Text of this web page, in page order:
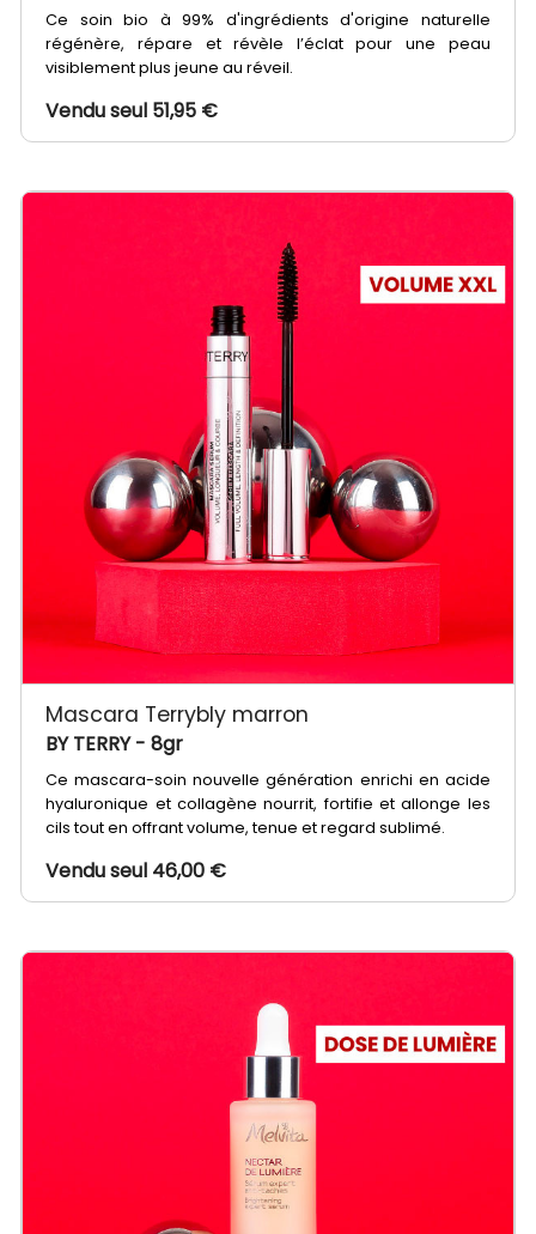
Ce soin bio à 99% d'ingrédients d'origine naturelle
régénère, répare et révèle l’éclat pour une peau
visiblement plus jeune au réveil.
Vendu seul 51,95 €
Mascara Terrybly marron
BY TERRY- 8gr
Ce mascara-soin nouvelle génération enrichi en acide
hyaluronique et collagène nourrit, fortifie et allonge les
cils tout en offrant volume, tenue et regard sublimé.
Vendu seul 46,00 €